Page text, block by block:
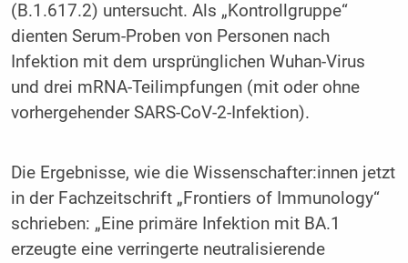
(B.1.617.2) untersucht. Als „Kontrollgruppe“
dienten Serum-Proben von Personen nach
Infektion mit dem ursprünglichen Wuhan-Virus
und drei mRNA-Teilimpfungen (mit oder ohne
vorhergehender SARS-CoV-2-Infektion).
Die Ergebnisse, wie die Wissenschafter:innen jetzt
in der Fachzeitschrift „Frontiers of Immunology“
schrieben: „Eine primäre Infektion mit BA.1
erzeugte eine verringerte neutralisierende